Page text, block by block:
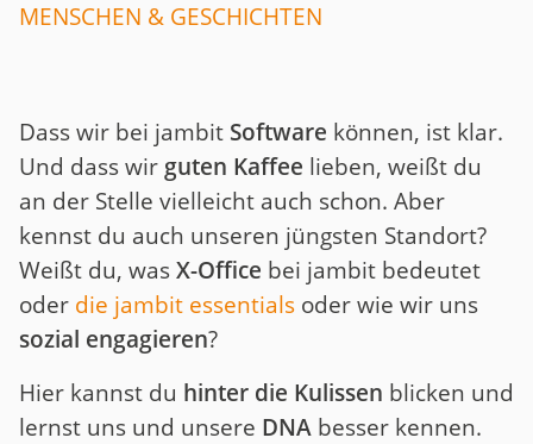
MENSCHEN & GESCHICHTEN
Dass wir bei jambit Software können, ist klar.
Und dass wir guten Kaffee lieben, weißt du
an der Stelle vielleicht auch schon. Aber
kennst du auch unseren jüngsten Standort?
Weißt du, wasX-Office bei jambit bedeutet
oder die jambit essentials oder wie wir uns
sozial engagieren?
Hier kannst du hinter die Kulissen blicken und
lernst uns und unsere DNA besser kennen.